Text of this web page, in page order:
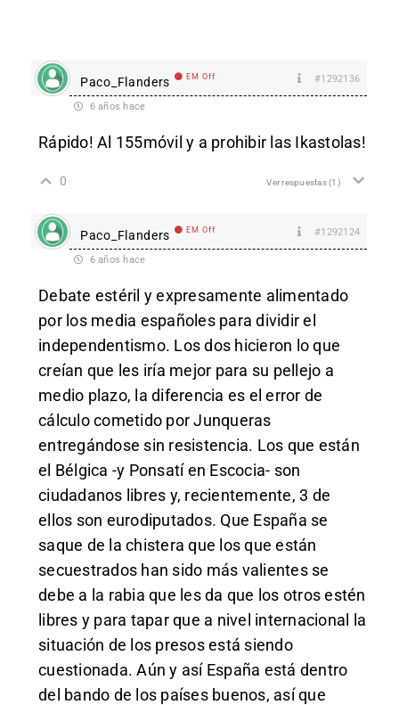
Paco_Flanders EM Off #1292136
6 años hace
Rápido! Al 155móvil y a prohibir las Ikastolas!
0 Ver respuestas(1)
Paco_Flanders EM Off #1292124
6 años hace
Debate estéril y expresamente alimentado
por los media españoles para dividir el
independentismo. Los dos hicieron lo que
creían que les iría mejor para su pellejo a
medio plazo, la diferencia es el error de
cálculo cometido por Junqueras
entregándose sin resistencia. Los que están
el Bélgica -y Ponsatí en Escocia- son
ciudadanos libres y, recientemente, 3 de
ellos son eurodiputados. Que España se
saque de la chistera que los que están
secuestrados han sido más valientes se
debe a la rabia que les da que los otros estén
libres y para tapar que a nivel internacional la
situación de los presos está siendo
cuestionada. Aún y así España está dentro
del bando de los países buenos, así que